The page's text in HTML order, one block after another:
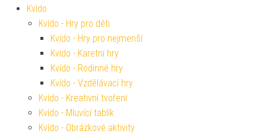
Kvído
Kvído - Hry pro děti
Kvído - Hry pro nejmenší
Kvído - Karetní hry
Kvído - Rodinné hry
Kvído - Vzdělávací hry
Kvído - Kreativní tvoření
Kvído - Mluvící tablík
Kvído - Obrázkové aktivity